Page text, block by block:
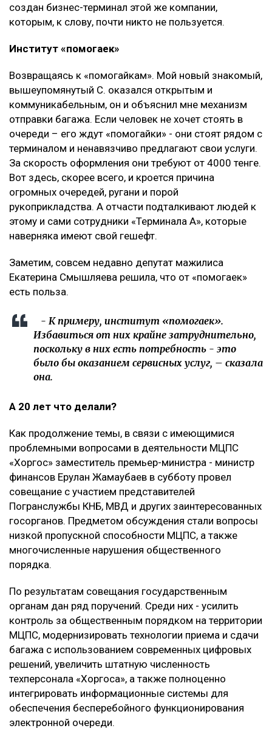
создан бизнес-терминал этой же компании,
которым, к слову, почти никто не пользуется.
Институт «помогаек»
Возвращаясь к «помогайкам». Мой новый знакомый,
вышеупомянутый С. оказался открытым и
коммуникабельным, он и объяснил мне механизм
отправки багажа. Если человек не хочет стоять в
очереди – его ждут «помогайки» - они стоят рядом с
терминалом и ненавязчиво предлагают свои услуги.
За скорость оформления они требуют от 4000 тенге.
Вот здесь, скорее всего, и кроется причина
огромных очередей, ругани и порой
рукоприкладства. А отчасти подталкивают людей к
этому и сами сотрудники «Терминала А», которые
наверняка имеют свой гешефт.
Заметим, совсем недавно депутат мажилиса
Екатерина Смышляева решила, что от «помогаек»
есть польза.
- К примеру, институт «помогаек».
Избавиться от них крайне затруднительно,
поскольку в них есть потребность - это
было бы оказанием сервисных услуг, – сказала
она.
А 20 лет что делали?
Как продолжение темы, в связи с имеющимися
проблемными вопросами в деятельности МЦПС
«Хоргос» заместитель премьер-министра - министр
финансов Ерулан Жамаубаев в субботу провел
совещание с участием представителей
Погранслужбы КНБ, МВД и других заинтересованных
госорганов. Предметом обсуждения стали вопросы
низкой пропускной способности МЦПС, а также
многочисленные нарушения общественного
порядка.
По результатам совещания государственным
органам дан ряд поручений. Среди них - усилить
контроль за общественным порядком на территории
МЦПС, модернизировать технологии приема и сдачи
багажа с использованием современных цифровых
решений, увеличить штатную численность
техперсонала «Хоргоса», а также полноценно
интегрировать информационные системы для
обеспечения бесперебойного функционирования
электронной очереди.